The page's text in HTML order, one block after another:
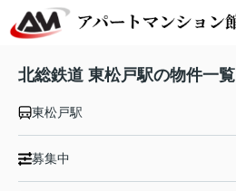
北総鉄道 東松戸駅の物件一覧
東松戸駅
募集中